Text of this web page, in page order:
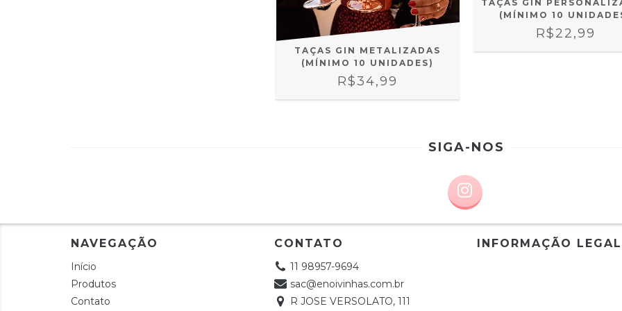
TAÇAS GIN METALIZADAS
(MÍNIMO 10 UNIDADES)
R$34,99
TAÇAS GIN
(MÍNIMO 10
R$22,99
SIGA-NOS
NAVEGAÇÃO
Início
Produtos
Contato
CONTATO
11 98957-9694
sac@enoivinhas.com.br
R JOSE VERSOLATO, 111
INFORMAÇÃO LEGAL